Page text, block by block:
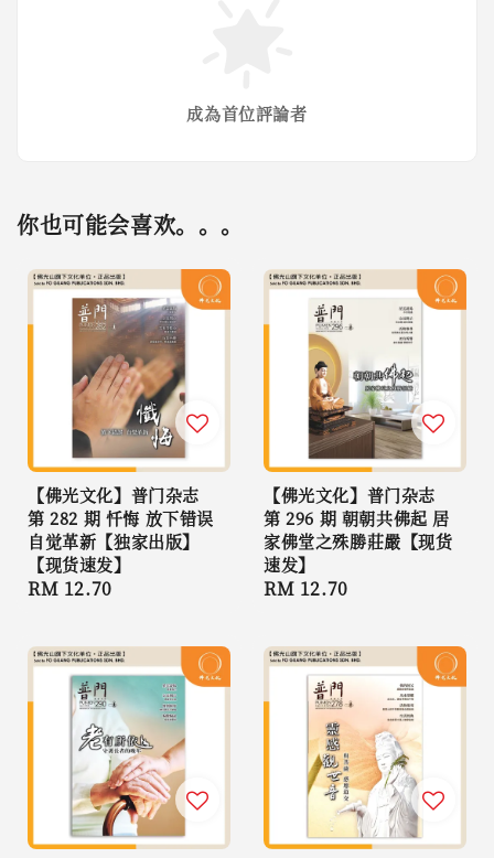
成為首位評論者
你也可能会喜欢。。。
【佛光文化】普门杂志
第 282 期 忏悔 放下错误
自觉革新【独家出版】
【现货速发】
Regular
RM 12.70
【佛光文化】普门杂志
第 296 期 朝朝共佛起 居
家佛堂之殊勝莊嚴【现货
速发】
Regular
RM 12.70